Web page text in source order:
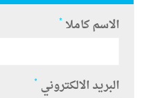
الاسم كاملا *
البريد الالكتروني *